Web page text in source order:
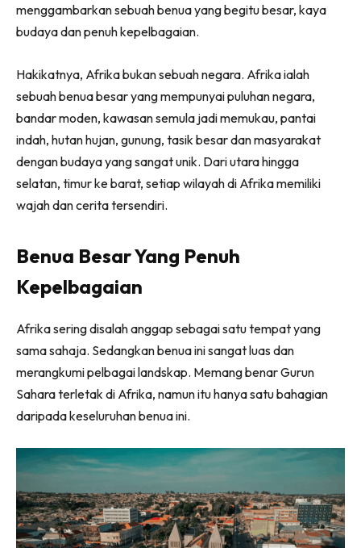
menggambarkan sebuah benua yang begitu besar, kaya
budaya dan penuh kepelbagaian.
Hakikatnya, Afrika bukan sebuah negara. Afrika ialah
sebuah benua besar yang mempunyai puluhan negara,
bandar moden, kawasan semula jadi memukau, pantai
indah, hutan hujan, gunung, tasik besar dan masyarakat
dengan budaya yang sangat unik. Dari utara hingga
selatan, timur ke barat, setiap wilayah di Afrika memiliki
wajah dan cerita tersendiri.
Benua Besar Yang Penuh
Kepelbagaian
Afrika sering disalah anggap sebagai satu tempat yang
sama sahaja. Sedangkan benua ini sangat luas dan
merangkumi pelbagai landskap. Memang benar Gurun
Sahara terletak di Afrika, namun itu hanya satu bahagian
daripada keseluruhan benua ini.